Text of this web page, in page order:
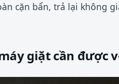
cặn bẩn, trả lại không
giặt cần được